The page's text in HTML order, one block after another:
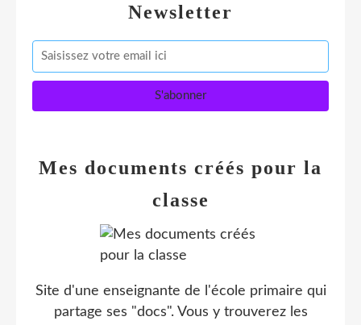
Newsletter
Mes documents créés pour la
classe
Site d'une enseignante de l'école primaire qui
partage ses "docs". Vous y trouverez les